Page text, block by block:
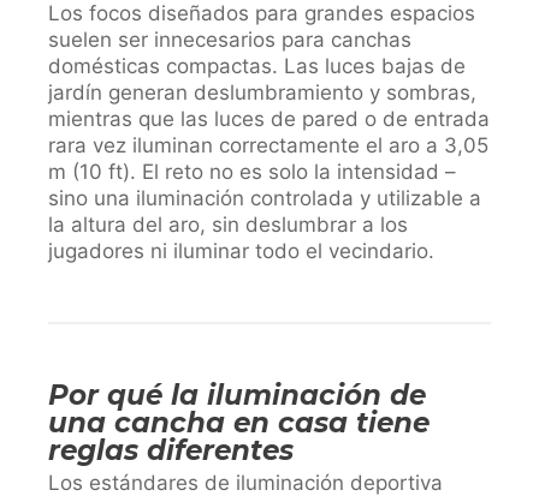
Los focos diseñados para grandes espacios
suelen ser innecesarios para canchas
domésticas compactas. Las luces bajas de
jardín generan deslumbramiento y sombras,
mientras que las luces de pared o de entrada
rara vez iluminan correctamente el aro a 3,05
m (10 ft). El reto no es solo la intensidad –
sino una iluminación controlada y utilizable a
la altura del aro, sin deslumbrar a los
jugadores ni iluminar todo el vecindario.
Por qué la iluminación de
una cancha en casa tiene
reglas diferentes
Los estándares de iluminación deportiva